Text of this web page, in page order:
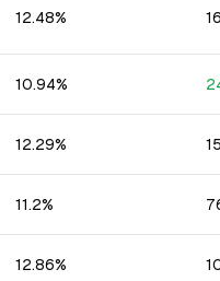
12.48%
10.94%
12.29%
11.2%
12.86%